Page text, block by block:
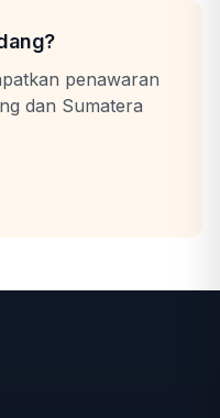
penawaran
dan Sumatera